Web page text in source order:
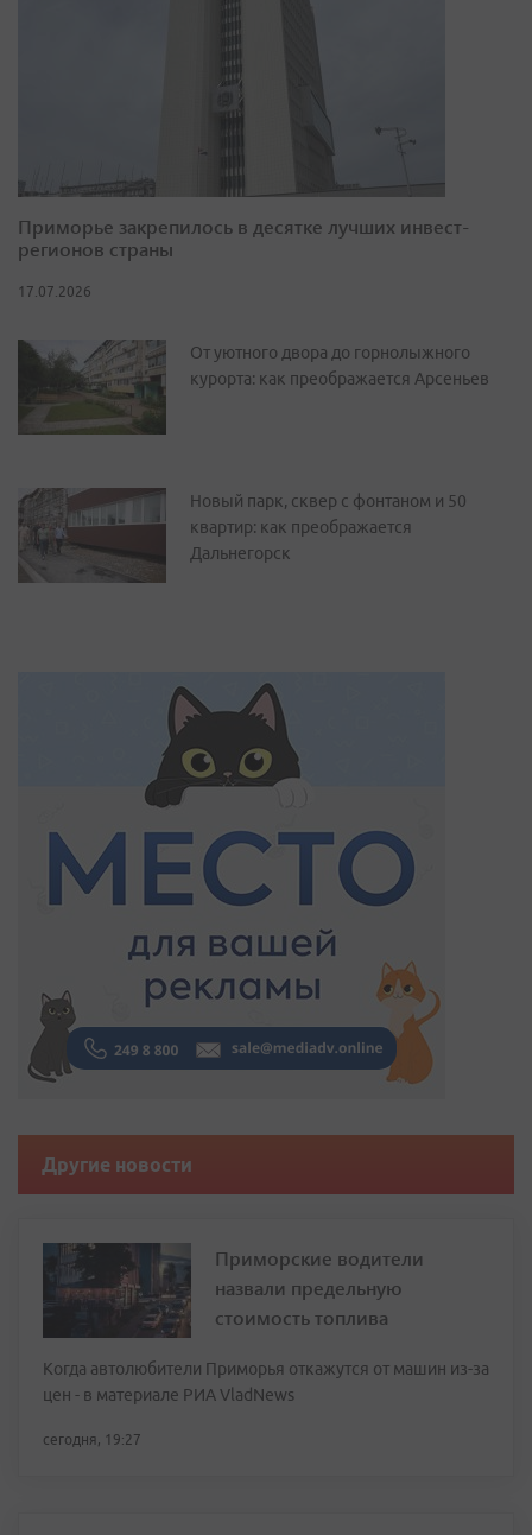
Приморье закрепилось в десятке лучших инвест-
регионов страны
17.07.2026
От уютного двора до горнолыжного
курорта: как преображается Арсеньев
Новый парк, сквер с фонтаном и 50
квартир: как преображается
Дальнегорск
Другие новости
Приморские водители
назвали предельную
стоимость топлива
Когда автолюбители Приморья откажутся от машин из-за
цен - в материале РИА VladNews
сегодня, 19:27